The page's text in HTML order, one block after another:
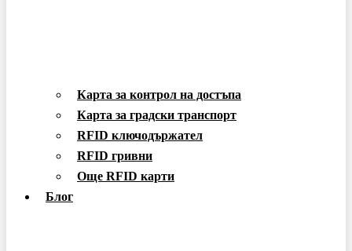
Карта за контрол на достъпа
Карта за градски транспорт
RFID ключодържател
RFID гривни
Още RFID карти
Блог